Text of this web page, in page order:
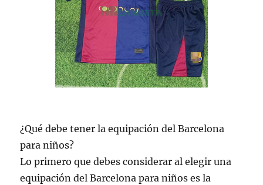
¿Qué debe tener la equipación del Barcelona
para niños?
Lo primero que debes considerar al elegir una
equipación del Barcelona para niños es la